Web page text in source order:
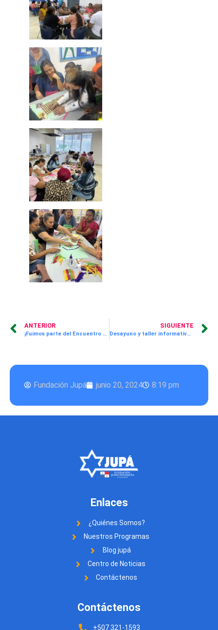
ANTERIOR
¡Fuimos parte del Encuentro Anual Intercentro Supérate 2024!
SIGUIENTE
Desayuno y taller informativo para docentes y directivos del Ministerio de Educación sobre el Programa ¡Supérate! JUPÁ
Fundación Jupá junio 20, 2024 8:19 pm
Enlaces
¿Quiénes Somos?
Nuestros Programas
Blog jupá
Centro de Noticias
Contáctenos
Contáctenos
+507 321-1593